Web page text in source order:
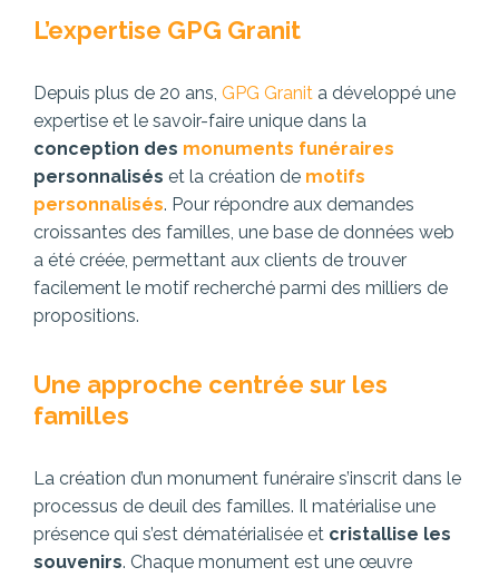
L’expertise GPG Granit
Depuis plus de 20 ans, GPG Granit a développé une
expertise et le savoir-faire unique dans la
conception des monuments funéraires
personnalisés et la création de motifs
personnalisés. Pour répondre aux demandes
croissantes des familles, une base de données web
a été créée, permettant aux clients de trouver
facilement le motif recherché parmi des milliers de
propositions.
Une approche centrée sur les
familles
La création d’un monument funéraire s’inscrit dans le
processus de deuil des familles. Il matérialise une
présence qui s’est dématérialisée et cristallise les
souvenirs. Chaque monument est une œuvre